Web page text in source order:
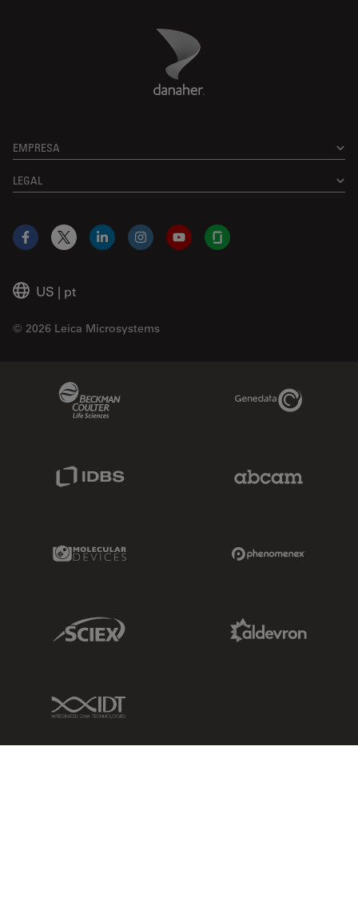
Danaher Logo
EMPRESA
LEGAL
US | pt
© 2026 Leica Microsystems
Facebook
X LinkedInInstagramYouTubeGlassdoor
Genedata Link
IDBS Link
Molecular Devices Link
Sciex Link
IDT Link